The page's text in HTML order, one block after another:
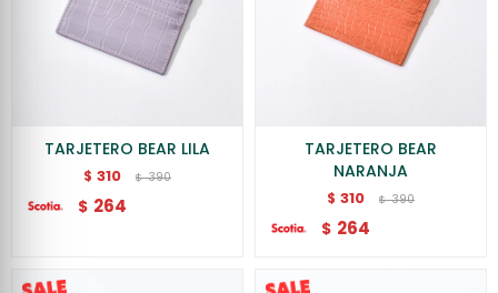
TARJETERO BEAR LILA
$ 310 $ 390
$ 264
TARJETERO BEAR
NARANJA
$ 310 $ 390
$ 264